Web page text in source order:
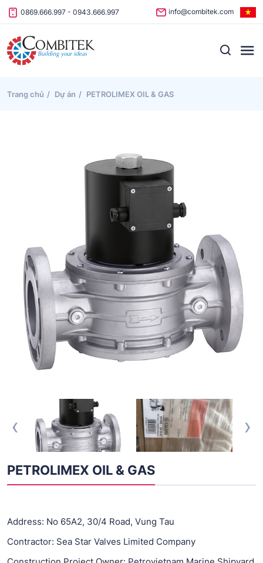
Skip to content
0869.666.997 - 0943.666.997 info@combitek.com
Trang chủ Dự án PETROLIMEX OIL & GAS
‹ ›
PETROLIMEX OIL & GAS
Address: No 65A2, 30/4 Road, Vung Tau
Contractor: Sea Star Valves Limited Company